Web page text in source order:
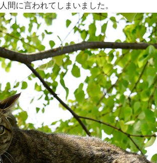
に言われてしまいました。